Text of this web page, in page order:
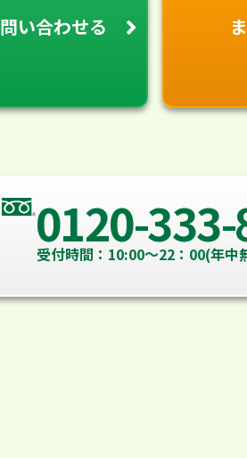
問い合わせる
0120-
受付時間：10:00～22：00(年中